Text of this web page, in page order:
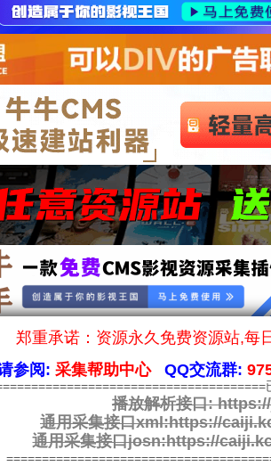
郑重承诺：资源永久免费资源站,每
参阅: 采集帮助中心 QQ交流群:
播放解析接口:
通用采集接口xml:https://
通用采集接口josn:https://